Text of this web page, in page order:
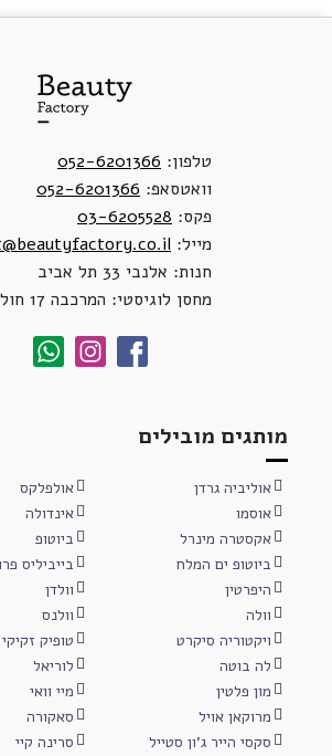
טלפון: 052-6201366
וואטסאפ: 052-6201366
פקס: 03-6205528
מייל:
חנות: אלנבי 33 תל אביב
מחסן לוגיסטי: המרכבה 17 חולון
מותגים מובילים
אוליביה גרדן
אולפלקס
אוסמו
אינדולה
אקסטרה מינרל
ביוטופ
ביוטופ ים המלח
בייביליס
היפרטין
וולדן
וולה
וולנס
ויקטוריה סיקרט
טופיק
לה בוטה
לוריאל
מון פלטין
מיי וואי
מרוקאן אויל
סאקורה
סקסי הייר ג'ון סטייל
סרינה קיי